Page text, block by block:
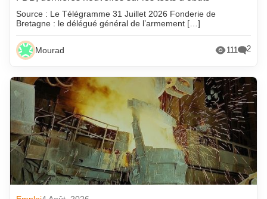
Source : Le Télégramme 31 Juillet 2026 Fonderie de
Bretagne : le délégué général de l’armement […]
Mourad 111 2